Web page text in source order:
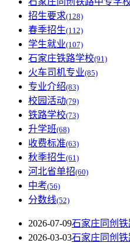
招生要求(128)
春季招生(112)
学生就业(107)
石家庄铁路学校(91)
火车司机专业(85)
专业介绍(83)
校园活动(79)
铁路学校(73)
升学班(68)
收费标准(63)
秋季招生(61)
河北省单招(60)
中考(56)
分数线(52)
2026-07-09石家庄同创
2026-03-03石家庄同创